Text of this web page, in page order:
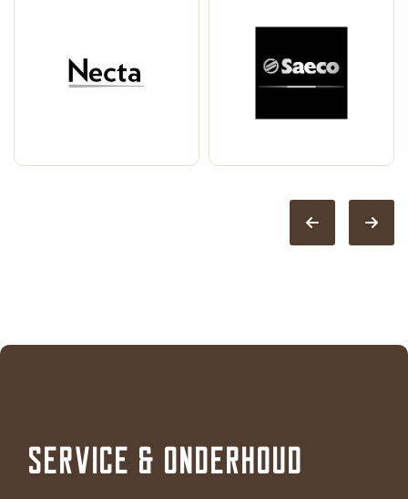
Service & onderhoud